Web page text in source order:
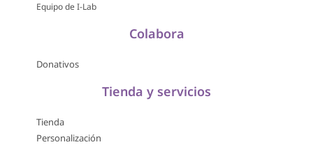
Equipo de I-Lab
Colabora
Donativos
Tienda y servicios
Tienda
Personalización